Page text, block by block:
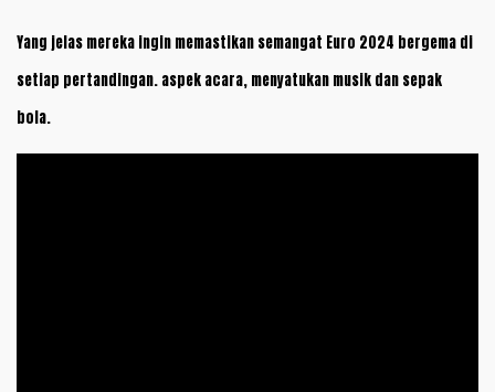
Yang jelas mereka ingin memastikan semangat Euro 2024 bergema di
setiap pertandingan. aspek acara, menyatukan musik dan sepak
bola.